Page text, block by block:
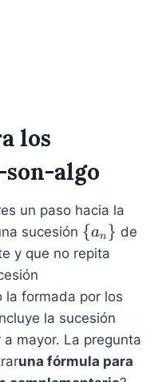
los
algo
un paso hacia la
sucesión \
l
t
\
{
a
{an } de
y que no repita
la formada por los
la sucesión
l
e
mayor. La pregunta
una fórmula para